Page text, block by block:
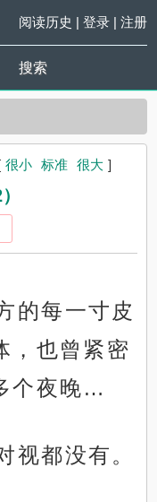
阅读历史 | 登录| 注册
搜索
很小 标准 很大 ]
的每一寸皮
，也曾紧密
个夜晚…
都没有。